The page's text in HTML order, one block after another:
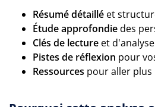
Résumé détaillé et
Étude approfondiedes
Clés de lecture et
Pistes de réflexion pour
Ressources pour aller plus